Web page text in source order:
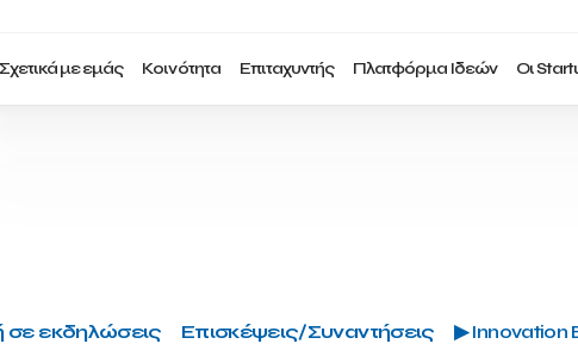
Σχετικά με εμάς Κοινότητα Επιταχυντής Πλατφόρμα Ιδεών Οι
σε εκδηλώσεις Επισκέψεις/Συναντήσεις ▶ Innovation